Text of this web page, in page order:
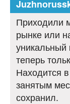
Приходили
рынке или
уникальный
теперь
Находится
занятым
сохранил.